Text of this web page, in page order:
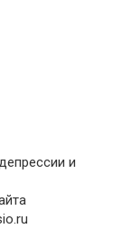
и